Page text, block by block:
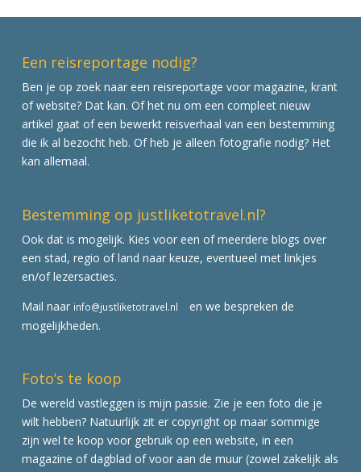
Een reisreportage nodig?
Ben je op zoek naar een reisreportage voor magazine, krant
of website? Dat kan. Of het nu om een compleet nieuw
artikel gaat of een bewerkt reisverhaal van een bestemming
die ik al bezocht heb. Of heb je alleen fotografie nodig? Het
kan allemaal.
Bestemming op justliketotravel.nl?
Ook dat is mogelijk. Kies voor een of meerdere blogs over
een stad, regio of land naar keuze, eventueel met linkjes
en/of lezersacties.
Mail naar info@justliketotravel.nl
en we bespreken de
mogelijkheden.
Foto’s te koop
De wereld vastleggen is mijn passie. Zie je een foto die je
wilt hebben? Natuurlijk zit er copyright op maar sommige
zijn wel te koop voor gebruik op een website, in een
magazine of dagblad of voor aan de muur (zowel zakelijk als